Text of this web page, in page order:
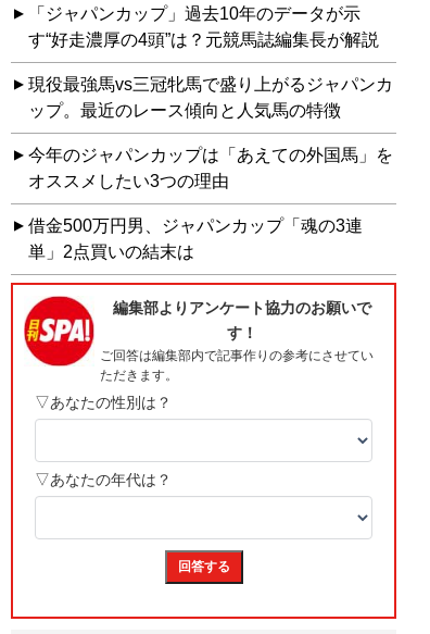
「ジャパンカップ」過去10年のデータが示
す“好走濃厚の4頭”は？元競馬誌編集長が解説
現役最強馬vs三冠牝馬で盛り上がるジャパンカ
ップ。最近のレース傾向と人気馬の特徴
今年のジャパンカップは「あえての外国馬」を
オススメしたい3つの理由
借金500万円男、ジャパンカップ「魂の3連
単」2点買いの結末は